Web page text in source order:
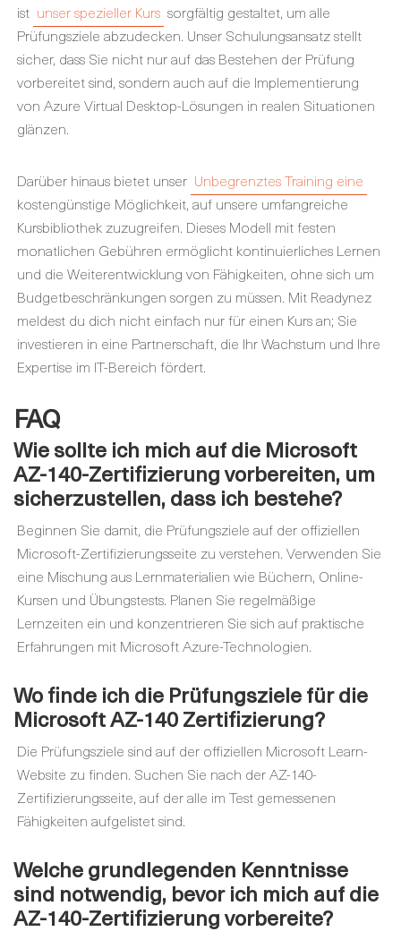
ist unser spezieller Kurs sorgfältig gestaltet, um alle
Prüfungsziele abzudecken. Unser Schulungsansatz stellt
sicher, dass Sie nicht nur auf das Bestehen der Prüfung
vorbereitet sind, sondern auch auf die Implementierung
von Azure Virtual Desktop-Lösungen in realen Situationen
glänzen.
Darüber hinaus bietet unser Unbegrenztes Training eine
kostengünstige Möglichkeit, auf unsere umfangreiche
Kursbibliothek zuzugreifen. Dieses Modell mit festen
monatlichen Gebühren ermöglicht kontinuierliches Lernen
und die Weiterentwicklung von Fähigkeiten, ohne sich um
Budgetbeschränkungen sorgen zu müssen. Mit Readynez
meldest du dich nicht einfach nur für einen Kurs an; Sie
investieren in eine Partnerschaft, die Ihr Wachstum und Ihre
Expertise im IT-Bereich fördert.
FAQ
Wie sollte ich mich auf die Microsoft
AZ-140-Zertifizierung vorbereiten, um
sicherzustellen, dass ich bestehe?
Beginnen Sie damit, die Prüfungsziele auf der offiziellen
Microsoft-Zertifizierungsseite zu verstehen. Verwenden Sie
eine Mischung aus Lernmaterialien wie Büchern, Online-
Kursen und Übungstests. Planen Sie regelmäßige
Lernzeiten ein und konzentrieren Sie sich auf praktische
Erfahrungen mit Microsoft Azure-Technologien.
Wo finde ich die Prüfungsziele für die
Microsoft AZ-140 Zertifizierung?
Die Prüfungsziele sind auf der offiziellen Microsoft Learn-
Website zu finden. Suchen Sie nach der AZ-140-
Zertifizierungsseite, auf der alle im Test gemessenen
Fähigkeiten aufgelistet sind.
Welche grundlegenden Kenntnisse
sind notwendig, bevor ich mich auf die
AZ-140-Zertifizierung vorbereite?